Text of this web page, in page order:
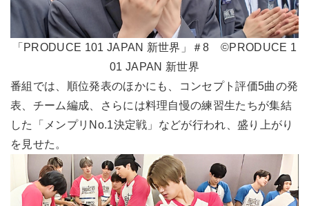
「PRODUCE 101 JAPAN 新世界」＃8 ©PRODUCE 1
01 JAPAN 新世界
番組では、順位発表のほかにも、コンセプト評価5曲の発
表、チーム編成、さらには料理自慢の練習生たちが集結
した「メンプリNo.1決定戦」などが行われ、盛り上がり
を見せた。